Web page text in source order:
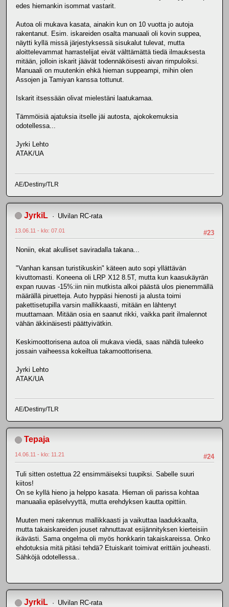
edes hiemankin isommat vastarit.
Autoa oli mukava kasata, ainakin kun on 10 vuotta jo autoja
rakentanut. Esim. iskareiden osalta manuaali oli kovin suppea,
näytti kyllä missä järjestyksessä sisukalut tulevat, mutta
aloittelevammat harrastelijat eivät välttämättä tiedä ilmauksesta
mitään, jolloin iskarit jäävät todennäköisesti aivan rimpuloiksi.
Manuaali on muutenkin ehkä hieman suppeampi, mihin olen
Assojen ja Tamiyan kanssa tottunut.
Iskarit itsessään olivat mielestäni laatukamaa.
Tämmöisiä ajatuksia itselle jäi autosta, ajokokemuksia
odotellessa...
Jyrki Lehto
ATAK/UA
AE/Destiny/TLR
JyrkiL Ulvilan RC-rata
#23
13.06.11 - klo: 07.01
Noniin, ekat akulliset saviradalla takana...
"Vanhan kansan turistikuskin" käteen auto sopi yllättävän
kivuttomasti. Koneena oli LRP X12 8.5T, mutta kun kaasukäyrän
expan ruuvas -15%:iin niin mutkista alkoi päästä ulos pienemmällä
määrällä piruetteja. Auto hyppäsi hienosti ja alusta toimi
pakettisetupilla varsin mallikkaasti, mitään en lähtenyt
muuttamaan. Mitään osia en saanut rikki, vaikka parit ilmalennot
vähän äkkinäisesti päättyivätkin.
Keskimoottorisena autoa oli mukava viedä, saas nähdä tuleeko
jossain vaiheessa kokeiltua takamoottorisena.
Jyrki Lehto
ATAK/UA
AE/Destiny/TLR
Tepaja
#24
14.06.11 - klo: 11.21
Tuli sitten ostettua 22 ensimmäiseksi tuupiksi. Sabelle suuri
kiitos!
On se kyllä hieno ja helppo kasata. Hieman oli parissa kohtaa
manuaalia epäselvyyttä, mutta erehdyksen kautta opittiin.
Muuten meni rakennus mallikkaasti ja vaikuttaa laadukkaalta,
mutta takaiskareiden jouset rahnuttavat esijännityksen kierteisiin
ikävästi. Sama ongelma oli myös honkkarin takaiskareissa. Onko
ehdotuksia mitä pitäsi tehdä? Etuiskarit toimivat erittäin jouheasti.
Sähköjä odotellessa..
JyrkiL Ulvilan RC-rata